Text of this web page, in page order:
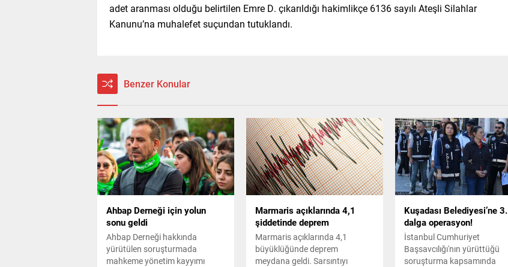
adet aranması olduğu belirtilen Emre D. çıkarıldığı hakimlikçe 6136 sayılı Ateşli Silahlar
Kanunu’na muhalefet suçundan tutuklandı.
Benzer Konular
Ahbap Derneği için yolun
sonu geldi
Ahbap Derneği hakkında
yürütülen soruşturmada
mahkeme yönetim kayyımı
Marmaris açıklarında 4,1
şiddetinde deprem
Marmaris açıklarında 4,1
büyüklüğünde deprem
meydana geldi. Sarsıntıyı
Kuşadası Belediyesi’ne 3.
dalga operasyon!
İstanbul Cumhuriyet
Başsavcılığı'nın yürüttüğü
soruşturma kapsamında